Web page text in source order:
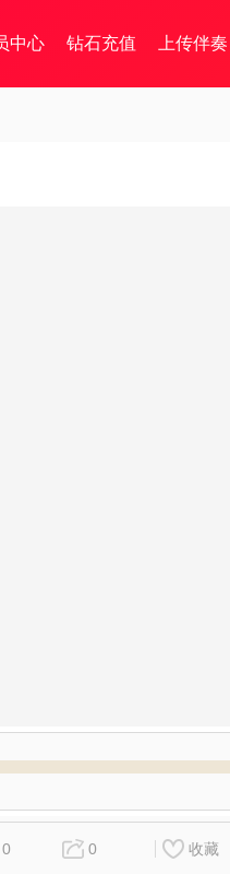
中心 钻石充值 上传伴奏
0 0 收藏